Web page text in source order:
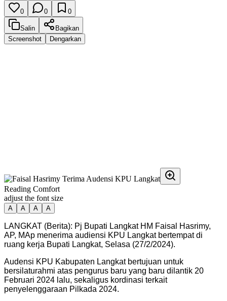
0 0 0
Salin
Bagikan
Screenshot
Dengarkan
Reading Comfort
adjust the font size
A A A A
LANGKAT (Berita): Pj Bupati Langkat HM Faisal Hasrimy,
AP, MAp menerima audiensi KPU Langkat bertempat di
ruang kerja Bupati Langkat, Selasa (27/2/2024).
Audensi KPU Kabupaten Langkat bertujuan untuk
bersilaturahmi atas pengurus baru yang baru dilantik 20
Februari 2024 lalu, sekaligus kordinasi terkait
penyelenggaraan Pilkada 2024.